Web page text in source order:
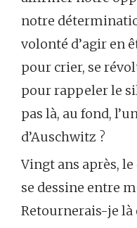
notre
volonté d’agir en
pour crier, se
pour rappeler le
pas là, au fond,
d’Auschwitz ?
Vingt ans après,
se dessine entre
Retournerais-je là